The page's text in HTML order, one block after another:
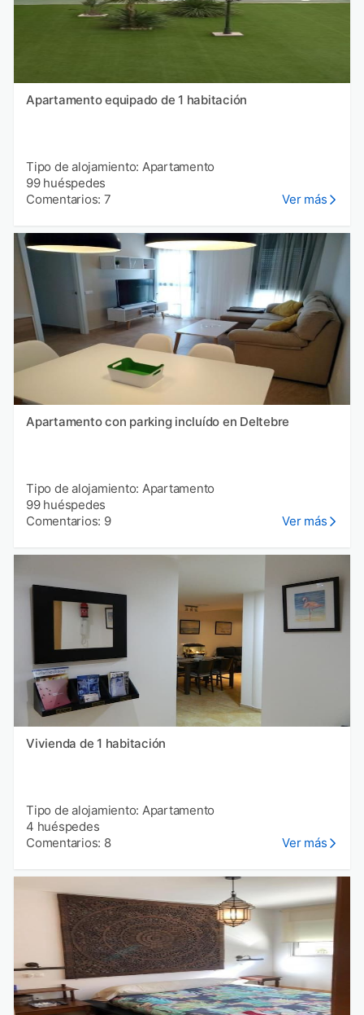
Apartamento equipado de 1 habitación
Tipo de alojamiento: Apartamento
99 huéspedes
Comentarios: 7
Ver más
Apartamento con parking incluído en Deltebre
Tipo de alojamiento: Apartamento
99 huéspedes
Comentarios: 9
Ver más
Vivienda de 1 habitación
Tipo de alojamiento: Apartamento
4 huéspedes
Comentarios: 8
Ver más